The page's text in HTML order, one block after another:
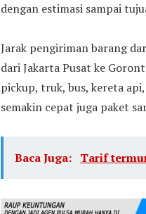
dengan estimasi sampai
Jarak pengiriman barang
dari Jakarta Pusat ke
pickup, truk, bus, kereta
semakin cepat juga paket
Baca Juga: Tarif